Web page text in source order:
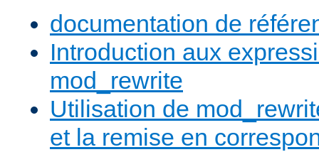
documentation de
Introduction aux
mod_rewrite
Utilisation de
et la remise en